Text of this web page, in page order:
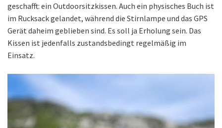
geschafft: ein Outdoorsitzkissen. Auch ein physisches Buch ist
im Rucksack gelandet, während die Stirnlampe und das GPS
Gerät daheim geblieben sind. Es soll ja Erholung sein. Das
Kissen ist jedenfalls zustandsbedingt regelmäßig im
Einsatz.